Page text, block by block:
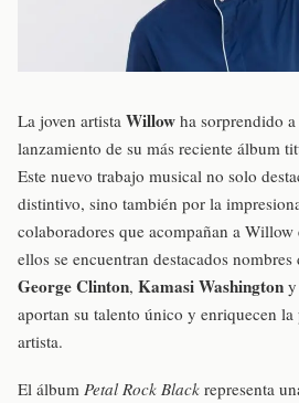
La joven artista Willow ha sorprendido
lanzamiento de su más reciente álbum
Este nuevo trabajo musical no solo
distintivo, sino también por la
colaboradores que acompañan a Willow
ellos se encuentran destacados
George Clinton, Kamasi Washington y
aportan su talento único y enriquecen la
artista.
El álbum Petal Rock Black representa